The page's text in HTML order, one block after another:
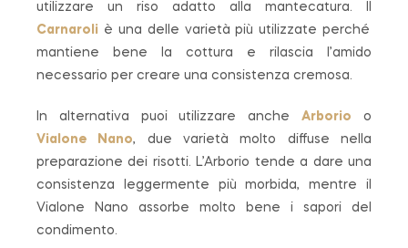
utilizzare un riso adatto alla mantecatura. Il
Carnaroli è una delle varietà più utilizzate perché
mantiene bene la cottura e rilascia l’amido
necessario per creare una consistenza cremosa.
In alternativa puoi utilizzare ancheArborio o
Vialone Nano, due varietà molto diffuse nella
preparazione dei risotti. L’Arborio tende a dare una
consistenza leggermente più morbida, mentre il
Vialone Nano assorbe molto bene i sapori del
condimento.